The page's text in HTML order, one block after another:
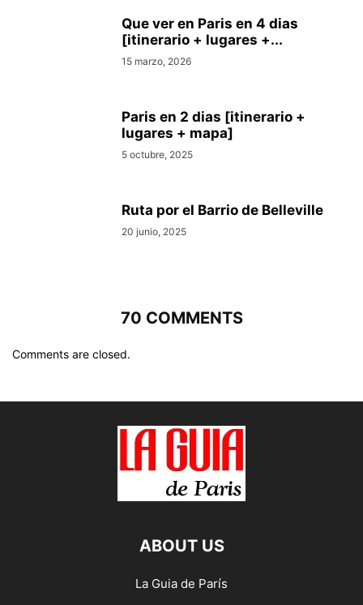
Que ver en Pari­s en 4 di­as
[itinerario + lugares +...
15 marzo, 2026
Paris en 2 dias [itinerario +
lugares + mapa]
5 octubre, 2025
Ruta por el Barrio de Belleville
20 junio, 2025
70 COMMENTS
Comments are closed.
ABOUT US
La Guia de París